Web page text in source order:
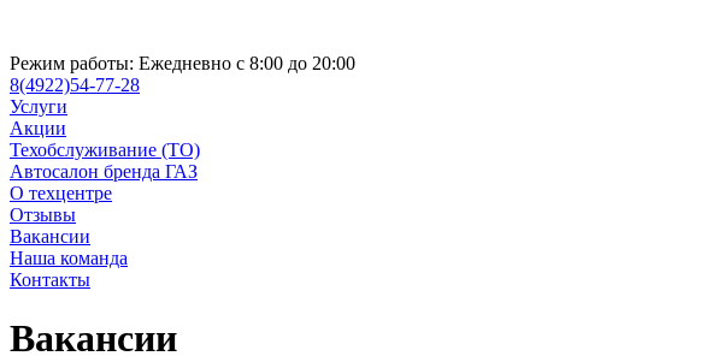
Режим работы: Ежедневно с 8:00 до 20:00
8(4922)54-77-28
Услуги
Акции
Техобслуживание (ТО)
Автосалон бренда ГАЗ
О техцентре
Отзывы
Вакансии
Наша команда
Контакты
Вакансии